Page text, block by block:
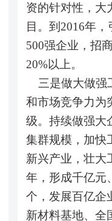
资的针对性，大
目。到2016年
500强企业，招
20%以上。
三是做大做强
和市场竞争力为
级。持续做强大
集群规模，加快
新兴产业，壮大
年，形成千亿元
个，发展百亿企
新材料基地、全